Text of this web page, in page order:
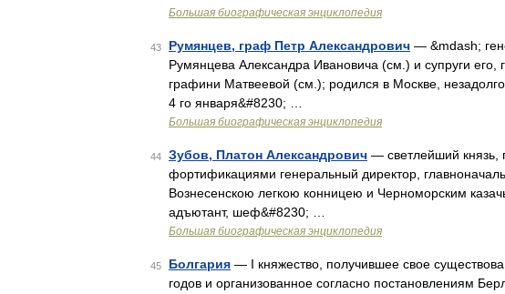
Большая биографическая энциклопедия
43 Румянцев, граф Петр Александрович — &mdash;
Румянцева Александра Ивановича (см.) и супруги
графини Матвеевой (см.); родился в Москве,
4 го января&#8230; …
Большая биографическая энциклопедия
44 Зубов, Платон Александрович — светлейший князь,
фортификациями генеральный директор,
Вознесенскою легкою конницею и Черноморским
адъютант, шеф&#8230; …
Большая биографическая энциклопедия
45 Болгария — I княжество, получившее свое
годов и организованное согласно постановлениям